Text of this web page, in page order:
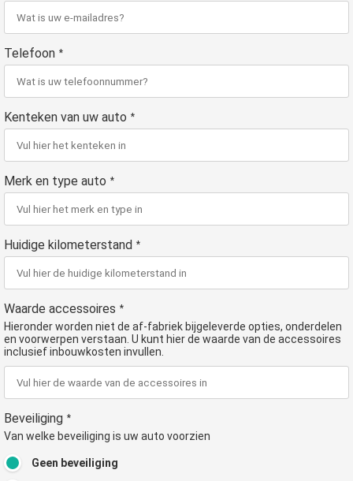
Telefoon *
Kenteken van uw auto *
Merk en type auto *
Huidige kilometerstand *
Waarde accessoires *
Hieronder worden niet de af-fabriek bijgeleverde opties, onderdelen
en voorwerpen verstaan. U kunt hier de waarde van de accessoires
inclusief inbouwkosten invullen.
Beveiliging *
Van welke beveiliging is uw auto voorzien
Geen beveiliging